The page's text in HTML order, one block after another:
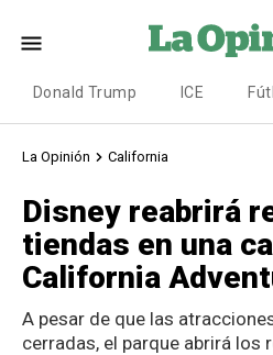
Donald Trump ICE
La Opinión California
Disney reabrirá
tiendas en una
California
A pesar de que las
cerradas, el parque abrirá los